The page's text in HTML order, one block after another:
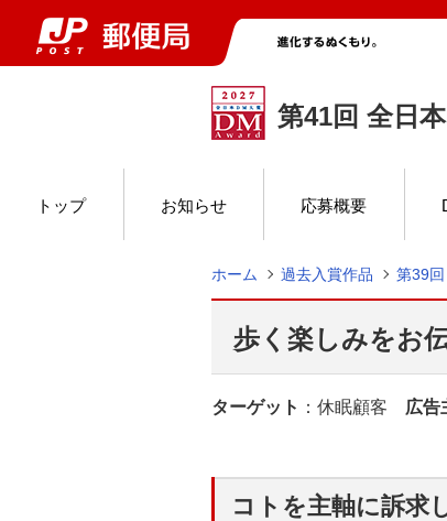
第41回 全日
トップ お知らせ 応募概要
ホーム 過去入賞作品 第39
歩く楽しみをお
ターゲット ：休眠顧客 広告
コトを主軸に訴求